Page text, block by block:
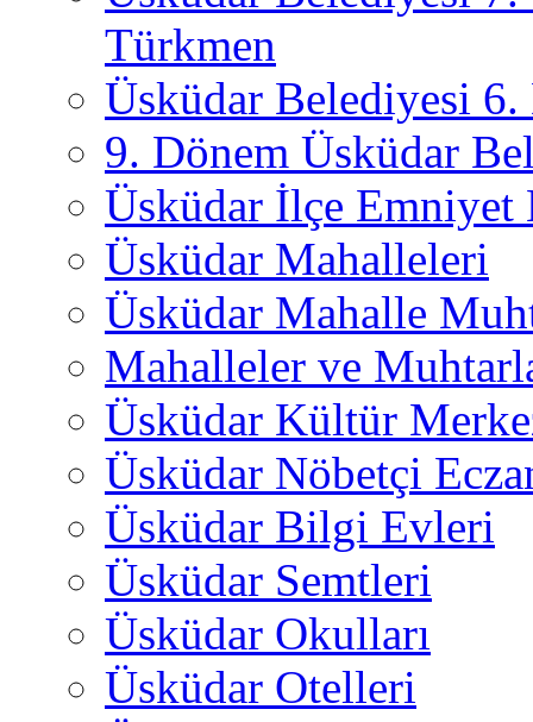
Türkmen
Üsküdar Belediyesi 6.
9. Dönem Üsküdar
Üsküdar İlçe
Üsküdar Mahalleleri
Üsküdar Mahalle
Mahalleler ve
Üsküdar Kültür
Üsküdar Nöbetçi
Üsküdar Bilgi Evleri
Üsküdar Semtleri
Üsküdar Okulları
Üsküdar Otelleri